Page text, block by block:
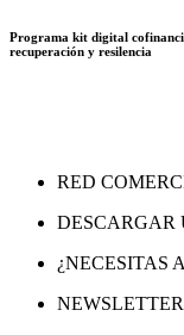
Programa kit digital
recuperación y resilencia
RED
DESCARGAR
¿NECESITAS
NEWSLETTER